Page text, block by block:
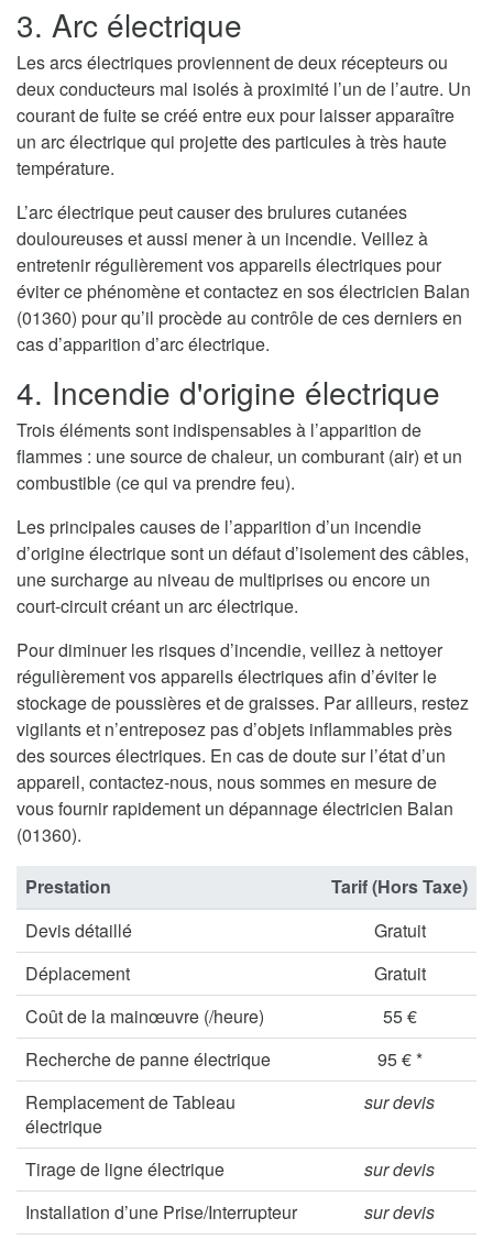
3. Arc électrique
Les arcs électriques proviennent de deux récepteurs ou
deux conducteurs mal isolés à proximité l’un de l’autre. Un
courant de fuite se créé entre eux pour laisser apparaître
un arc électrique qui projette des particules à très haute
température.
L’arc électrique peut causer des brulures cutanées
douloureuses et aussi mener à un incendie. Veillez à
entretenir régulièrement vos appareils électriques pour
éviter ce phénomène et contactez en sos électricien Balan
(01360) pour qu’il procède au contrôle de ces derniers en
cas d’apparition d’arc électrique.
4. Incendie d'origine électrique
Trois éléments sont indispensables à l’apparition de
flammes : une source de chaleur, un comburant (air) et un
combustible (ce qui va prendre feu).
Les principales causes de l’apparition d’un incendie
d’origine électrique sont un défaut d’isolement des câbles,
une surcharge au niveau de multiprises ou encore un
court-circuit créant un arc électrique.
Pour diminuer les risques d’incendie, veillez à nettoyer
régulièrement vos appareils électriques afin d’éviter le
stockage de poussières et de graisses. Par ailleurs, restez
vigilants et n’entreposez pas d’objets inflammables près
des sources électriques. En cas de doute sur l’état d’un
appareil, contactez-nous, nous sommes en mesure de
vous fournir rapidement un dépannage électricien Balan
(01360).
Prestation
Tarif (Hors Taxe)
Devis détaillé
Gratuit
Déplacement
Gratuit
Coût de la mainœuvre (/heure)
55 €
Recherche de panne électrique
95 € *
Remplacement de Tableau
électrique
sur devis
Tirage de ligne électrique
sur devis
Installation d’une Prise/Interrupteur
sur devis